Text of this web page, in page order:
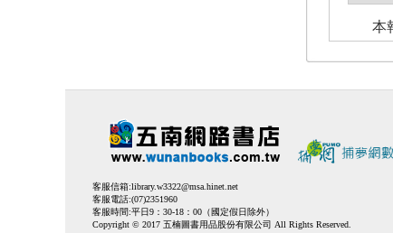
本報
客服信箱:library.w3322@msa.hinet.net
客服電話:(07)2351960
客服時間:平日9：30-18：00（國定假日除外）
Copyright © 2017 五楠圖書用品股份有限公司 All Rights Reserved.